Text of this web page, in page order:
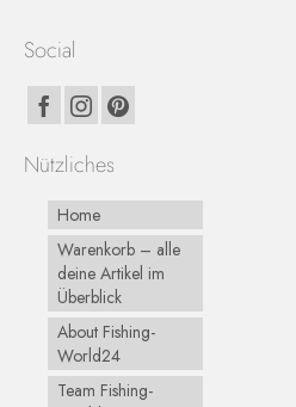
Social
Nützliches
Home
Warenkorb – alle
deine Artikel im
Überblick
About Fishing-
World24
Team Fishing-